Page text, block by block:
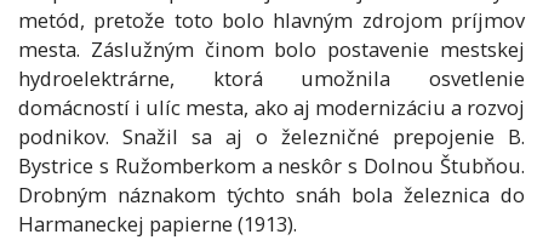
metód, pretože toto bolo hlavným zdrojom príjmov
mesta. Záslužným činom bolo postavenie mestskej
hydroelektrárne, ktorá umožnila osvetlenie
domácností i ulíc mesta, ako aj modernizáciu a rozvoj
podnikov. Snažil sa aj o železničné prepojenie B.
Bystrice s Ružomberkom a neskôr s Dolnou Štubňou.
Drobným náznakom týchto snáh bola železnica do
Harmaneckej papierne (1913).